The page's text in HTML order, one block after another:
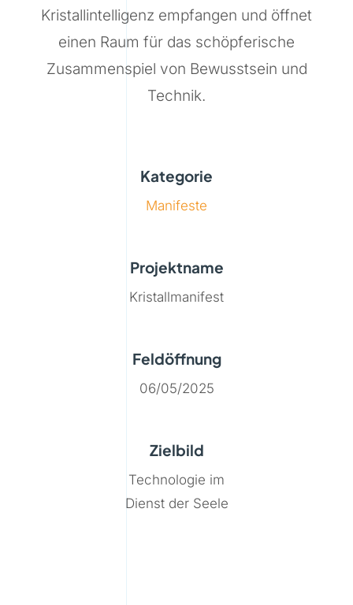
Kristallintelligenz empfangen und öffnet
einen Raum für das schöpferische
Zusammenspiel von Bewusstsein und
Technik.
Kategorie
Manifeste
Projektname
Kristallmanifest
Feldöffnung
06/05/2025
Zielbild
Technologie im
Dienst der Seele